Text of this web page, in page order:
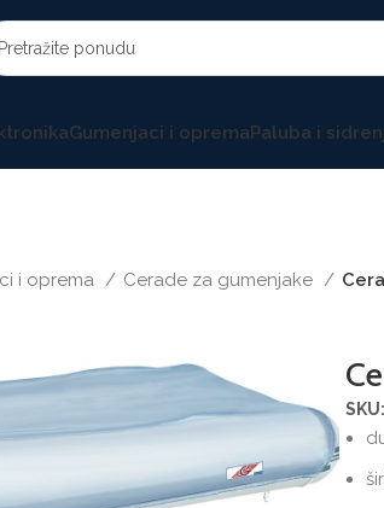
Gumenjaci i opremaPaluba i
i oprema Cerade za gumenjake
SKU: